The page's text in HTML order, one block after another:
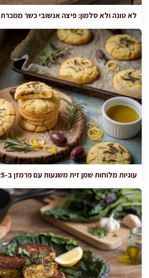
לא טונה ולא סלמון: פיצה אנשובי כשר ממכרת
עוגיות מלוחות שמן זית משגעות עם פרמזן ב-25 דקות